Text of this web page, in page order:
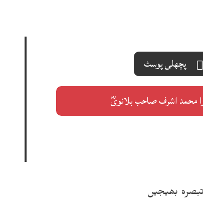
پچھلی پوسٹ
محمد اشرف صاحب بلانویؓ
تبصرہ بھیجیں